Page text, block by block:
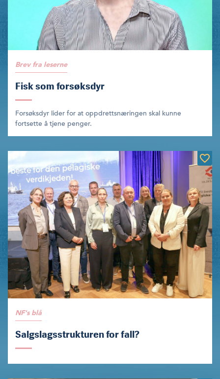
Brev fra leserne
Fisk som forsøksdyr
Forsøksdyr lider for at oppdrettsnæringen skal kunne
fortsette å tjene penger.
NF's blå
Salgslagsstrukturen for fall?